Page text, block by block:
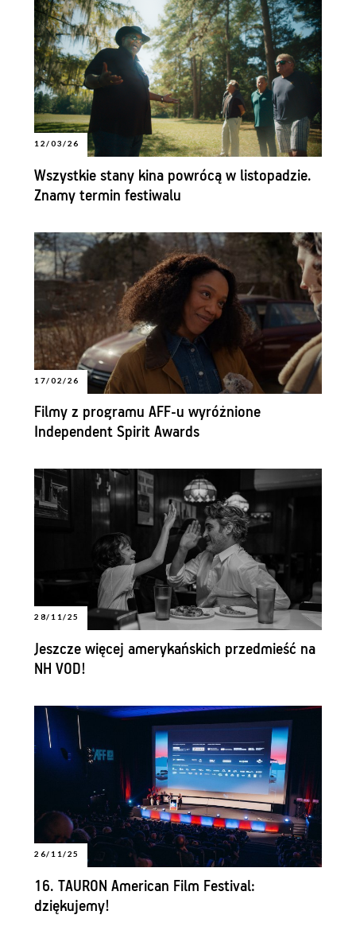
12/03/26
Wszystkie stany kina powrócą w listopadzie.
Znamy termin festiwalu
17/02/26
Filmy z programu AFF-u wyróżnione
Independent Spirit Awards
28/11/25
Jeszcze więcej amerykańskich przedmieść na
NH VOD!
26/11/25
16. TAURON American Film Festival:
dziękujemy!